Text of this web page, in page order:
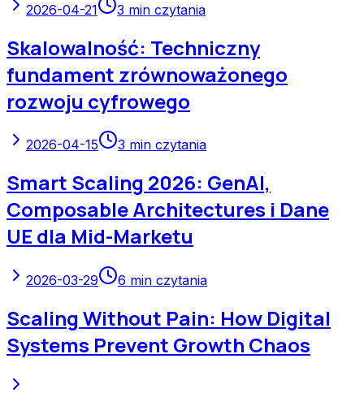
2026-04-21 3 min czytania
Skalowalność: Techniczny
fundament zrównoważonego
rozwoju cyfrowego
2026-04-15 3 min czytania
Smart Scaling 2026: GenAI,
Composable Architectures i Dane
UE dla Mid-Marketu
2026-03-29 6 min czytania
Scaling Without Pain: How Digital
Systems Prevent Growth Chaos